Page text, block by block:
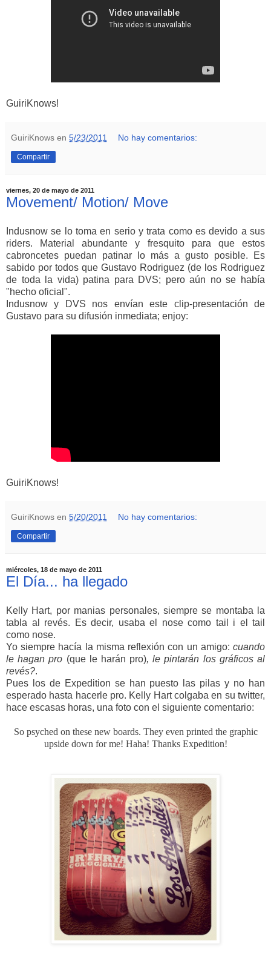
GuiriKnows!
GuiriKnows en 5/23/2011 No hay comentarios:
Compartir
viernes, 20 de mayo de 2011
Movement/ Motion/ Move
Indusnow se lo toma en serio y trata como es devido a sus
riders. Material abundante y fresquito para que estos
cabroncetes puedan patinar lo más a gusto posible. Es
sabido por todos que Gustavo Rodriguez (de los Rodriguez
de toda la vida) patina para DVS; pero aún no se había
"hecho oficial".
Indusnow y DVS nos envían este clip-presentación de
Gustavo para su difusión inmediata; enjoy:
GuiriKnows!
GuiriKnows en 5/20/2011 No hay comentarios:
Compartir
miércoles, 18 de mayo de 2011
El Día... ha llegado
Kelly Hart, por manias personales, siempre se montaba la
tabla al revés. Es decir, usaba el nose como tail i el tail
como nose.
Yo siempre hacía la misma reflexión con un amigo: cuando
le hagan pro (que le harán pro), le pintarán los gráficos al
revés?.
Pues los de Expedition se han puesto las pilas y no han
esperado hasta hacerle pro. Kelly Hart colgaba en su twitter,
hace escasas horas, una foto con el siguiente comentario:
So psyched on these new boards. They even printed the graphic
upside down for me! Haha! Thanks Expedition!